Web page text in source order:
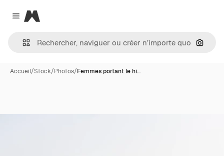
Close menu
Magnific
Accueil/Stock/Photos/Femmes portant le hi…